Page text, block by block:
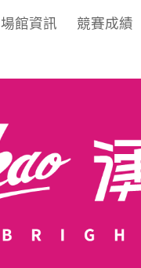
場館資訊 競賽成績